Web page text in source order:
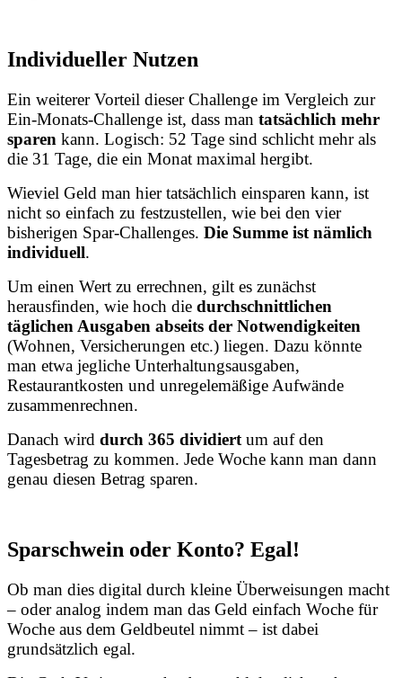
Individueller Nutzen
Ein weiterer Vorteil dieser Challenge im Vergleich zur
Ein-Monats-Challenge ist, dass man tatsächlich mehr
sparen kann. Logisch: 52 Tage sind schlicht mehr als
die 31 Tage, die ein Monat maximal hergibt.
Wieviel Geld man hier tatsächlich einsparen kann, ist
nicht so einfach zu festzustellen, wie bei den vier
bisherigen Spar-Challenges. Die Summe ist nämlich
individuell.
Um einen Wert zu errechnen, gilt es zunächst
herausfinden, wie hoch die durchschnittlichen
täglichen Ausgaben abseits der Notwendigkeiten
(Wohnen, Versicherungen etc.) liegen. Dazu könnte
man etwa jegliche Unterhaltungsausgaben,
Restaurantkosten und unregelemäßige Aufwände
zusammenrechnen.
Danach wird durch 365 dividiertum auf den
Tagesbetrag zu kommen. Jede Woche kann man dann
genau diesen Betrag sparen.
Sparschwein oder Konto? Egal!
Ob man dies digital durch kleine Überweisungen macht
– oder analog indem man das Geld einfach Woche für
Woche aus dem Geldbeutel nimmt – ist dabei
grundsätzlich egal.